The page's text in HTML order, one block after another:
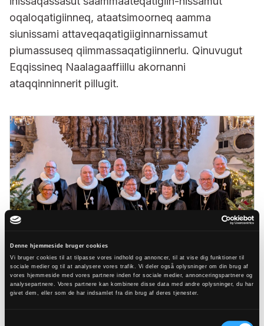
Denne hjemmeside bruger cookies
Vi bruger cookies til at tilpasse vores indhold og annoncer, til at vise dig funktioner til
sociale medier og til at analysere vores trafik. Vi deler også oplysninger om din brug af
vores hjemmeside med vores partnere inden for sociale medier, annonceringspartnere og
analysepartnere. Vores partnere kan kombinere disse data med andre oplysninger, du har
givet dem, eller som de har indsamlet fra din brug af deres tjenester.
oqaloqatigiinneq, ataatsimoorneq aamma
siunissami attaveqaqatigiiginnarnissamut
piumassuseq qiimmassaqatigiinnerlu. Qinuvugut
Eqqissineq Naalagaaffiillu akornanni
ataqqinninnerit pillugit.